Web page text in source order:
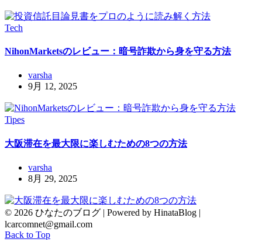
Tech
NihonMarketsのレビュー：暗号詐欺から身を守る方法
varsha
9月 12, 2025
Tipes
大阪滞在を最大限に楽しむための8つの方法
varsha
8月 29, 2025
© 2026 ひなたのブログ | Powered by HinataBlog |
lcarcomnet@gmail.com
Back to Top